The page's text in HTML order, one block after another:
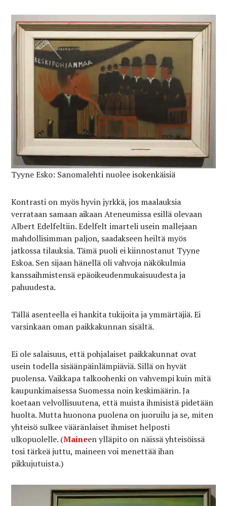
Tyyne Esko: Sanomalehti nuolee isokenkäisiä
Kontrasti on myös hyvin jyrkkä, jos maalauksia
verrataan samaan aikaan Ateneumissa esillä olevaan
Albert Edelfeltiin. Edelfelt imarteli usein mallejaan
mahdollisimman paljon, saadakseen heiltä myös
jatkossa tilauksia. Tämä puoli ei kiinnostanut Tyyne
Eskoa. Sen sijaan hänellä oli vahvoja näkökulmia
kanssaihmistensä epäoikeudenmukaisuudesta ja
pahuudesta.
Tällä asenteella ei hankita tukijoita ja ymmärtäjiä. Ei
varsinkaan oman paikkakunnan sisältä.
Ei ole salaisuus, että pohjalaiset paikkakunnat ovat
usein todella sisäänpäinlämpiäviä. Sillä on hyvät
puolensa. Vaikkapa talkoohenki on vahvempi kuin mitä
kaupunkimaisessa Suomessa noin keskimäärin. Ja
koetaan velvollisuutena, että muista ihmisistä pidetään
huolta. Mutta huonona puolena on juoruilu ja se, miten
yhteisö sulkee vääränlaiset ihmiset helposti
ulkopuolelle. (Maineen ylläpito on näissä yhteisöissä
tosi tärkeä juttu, maineen voi menettää ihan
pikkujutuista.)